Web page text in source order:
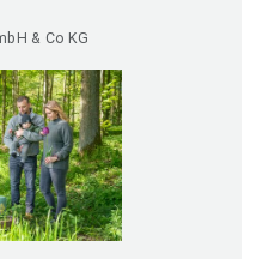
& Co KG